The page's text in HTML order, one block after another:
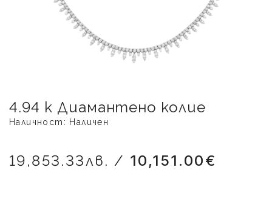
4.94 k Диамантено колие
Наличност: Наличен
19,853.33лв. / 10,151.00€